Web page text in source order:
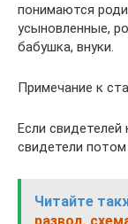
понимаются
усыновленные,
бабушка, внуки.
Примечание к
Если свидетелей
свидетели потом
Читайте
развод,